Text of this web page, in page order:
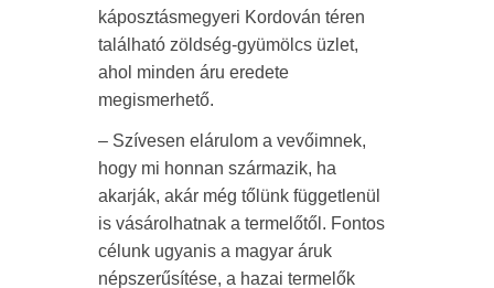
káposztásmegyeri Kordován téren
található zöldség-gyümölcs üzlet,
ahol minden áru eredete
megismerhető.
– Szívesen elárulom a vevőimnek,
hogy mi honnan származik, ha
akarják, akár még tőlünk függetlenül
is vásárolhatnak a termelőtől. Fontos
célunk ugyanis a magyar áruk
népszerűsítése, a hazai termelők